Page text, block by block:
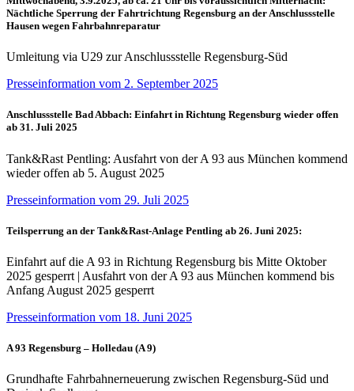
Nächtliche Sperrung der Fahrtrichtung Regensburg an der Anschlussstelle
Hausen wegen Fahrbahnreparatur
Umleitung via U29 zur Anschlussstelle Regensburg-Süd
Presseinformation vom 2. September 2025
Anschlussstelle Bad Abbach: Einfahrt in Richtung Regensburg wieder offen
ab 31. Juli 2025
Tank&Rast Pentling: Ausfahrt von der A 93 aus München kommend
wieder offen ab 5. August 2025
Presseinformation vom 29. Juli 2025
Teilsperrung an der Tank&Rast-Anlage Pentling ab 26. Juni 2025:
Einfahrt auf die A 93 in Richtung Regensburg bis Mitte Oktober
2025 gesperrt | Ausfahrt von der A 93 aus München kommend bis
Anfang August 2025 gesperrt
Presseinformation vom 18. Juni 2025
A 93 Regensburg – Holledau (A 9)
Grundhafte Fahrbahnerneuerung zwischen Regensburg-Süd und